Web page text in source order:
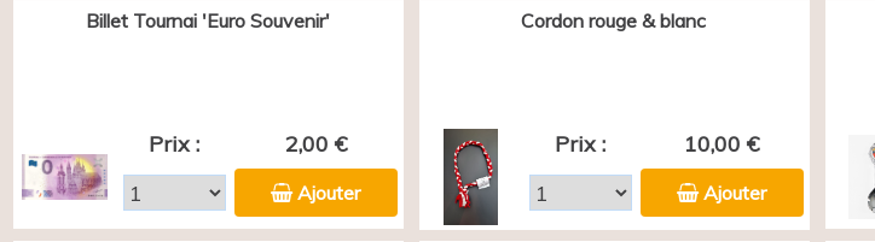
Billet Tournai 'Euro Souvenir'
Prix : 2,00 €
Ajouter
Cordon rouge & blanc
Prix : 10,00 €
Ajouter